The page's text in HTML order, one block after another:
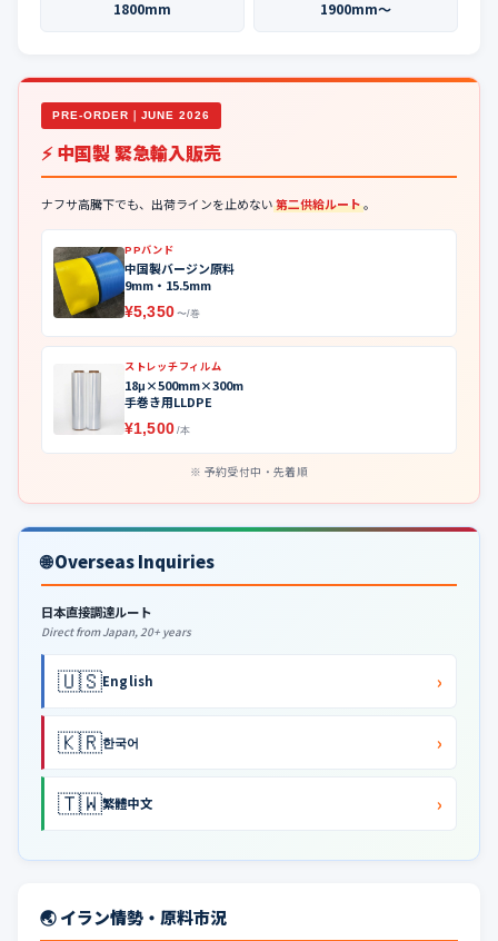
1800mm 1900mm〜
PRE-ORDER｜JUNE 2026
⚡ 中国製 緊急輸入販売
ナフサ高騰下でも、出荷ラインを止めない第二供給ルート。
PPバンド
中国製バージン原料
9mm・15.5mm
¥5,350 〜/巻
ストレッチフィルム
18μ×500mm×300m
手巻き用LLDPE
¥1,500 /本
予約受付中・先着順
🌐 Overseas Inquiries
日本直接調達ルート
Direct from Japan, 20+ years
🇺🇸English ›
🇰🇷한국어 ›
🇹🇼繁體中文 ›
🌏 イラン情勢・原料市況